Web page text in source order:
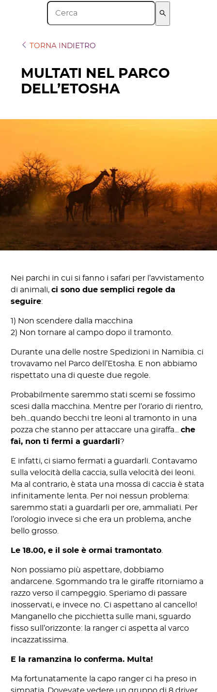
TORNA INDIETRO
MULTATI NEL PARCO
DELL’ETOSHA
Nei parchi in cui si fanno i safari per l’avvistamento
di animali,ci sono due semplici regole da
seguire:
1) Non scendere dalla macchina
2) Non tornare al campo dopo il tramonto.
Durante una delle nostre Spedizioni in Namibia. ci
trovavamo nel Parco dell’Etosha. E non abbiamo
rispettato una di queste due regole.
Probabilmente saremmo stati scemi se fossimo
scesi dalla macchina. Mentre per l’orario di rientro,
beh...quando becchi tre leoni al tramonto in una
pozza che stanno per attaccare una giraffa...che
fai, non ti fermi a guardarli?
E infatti, ci siamo fermati a guardarli. Contavamo
sulla velocità della caccia, sulla velocità dei leoni.
Ma al contrario, è stata una mossa di caccia è stata
infinitamente lenta. Per noi nessun problema:
saremmo stati a guardarli per ore, ammaliati. Per
l’orologio invece si che era un problema, anche
bello grosso.
Le 18.00, e il sole è ormai tramontato
Non possiamo più aspettare, dobbiamo
andarcene. Sgommando tra le giraffe ritorniamo a
razzo verso il campeggio. Speriamo di passare
inosservati, e invece no. Ci aspettano al cancello!
Manganello che picchietta sulle mani, sguardo
fisso sull’orizzonte: la ranger ci aspetta al varco
incazzatissima.
E la ramanzina lo conferma. Multa!
Ma fortunatamente la capo ranger ci ha preso in
simpatia. Dovevate vedere un gruppo di 8 driver,